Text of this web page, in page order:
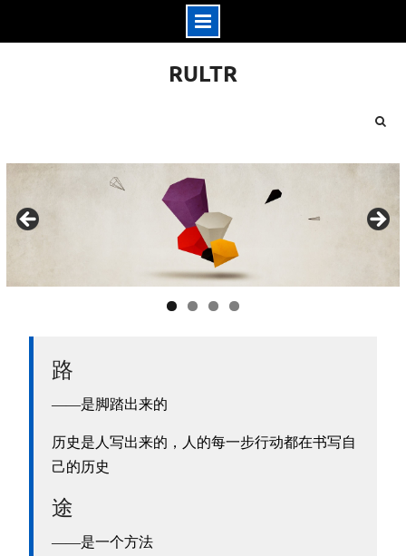
RULTR
路
——是脚踏出来的
历史是人写出来的，人的每一步行动都在书写自
己的历史
途
——是一个方法